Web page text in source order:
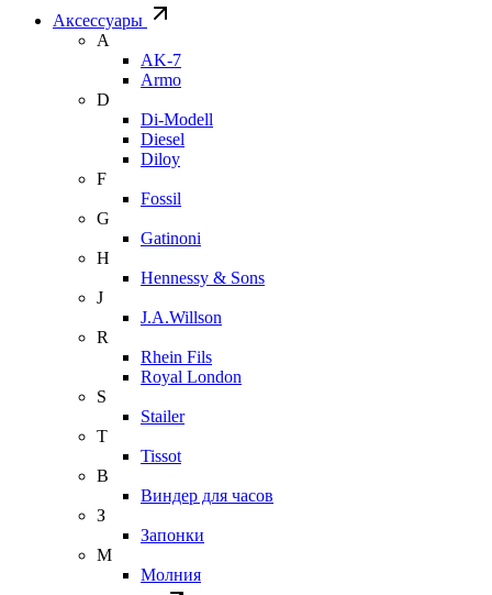
Аксессуары
A
AK-7
Armo
D
Di-Modell
Diesel
Diloy
F
Fossil
G
Gatinoni
H
Hennessy & Sons
J
J.A.Willson
R
Rhein Fils
Royal London
S
Stailer
T
Tissot
В
Виндер для часов
З
Запонки
М
Молния